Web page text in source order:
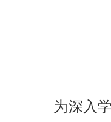
为深入